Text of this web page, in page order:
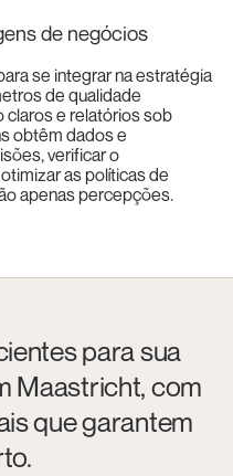
de negócios
se integrar na estratégia
de qualidade
claros e relatórios sob
obtêm dados e
verificar o
as políticas de
apenas percepções.
para sua
Maastricht, com
que garantem